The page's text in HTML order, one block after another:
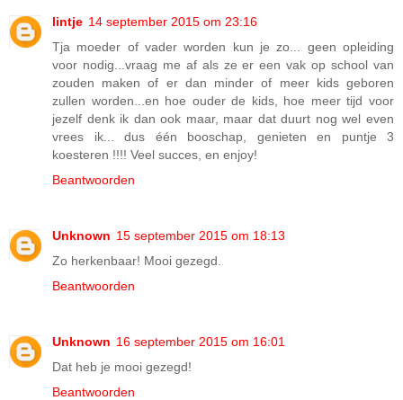
lintje 14 september 2015 om 23:16
Tja moeder of vader worden kun je zo... geen opleiding
voor nodig...vraag me af als ze er een vak op school van
zouden maken of er dan minder of meer kids geboren
zullen worden...en hoe ouder de kids, hoe meer tijd voor
jezelf denk ik dan ook maar, maar dat duurt nog wel even
vrees ik... dus één booschap, genieten en puntje 3
koesteren !!!! Veel succes, en enjoy!
Beantwoorden
Unknown 15 september 2015 om 18:13
Zo herkenbaar! Mooi gezegd.
Beantwoorden
Unknown 16 september 2015 om 16:01
Dat heb je mooi gezegd!
Beantwoorden